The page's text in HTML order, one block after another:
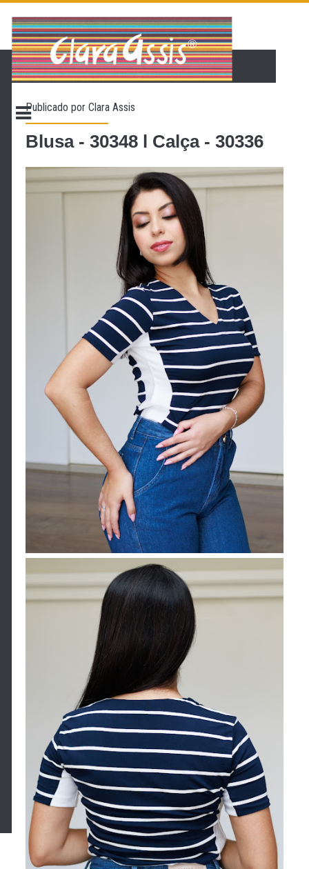
PÁGINA INICIAL
LOJA VIRTUAL
CONTATO
PROMOÇÃO
Publicado porClara Assis
Blusa - 30348 l Calça - 30336